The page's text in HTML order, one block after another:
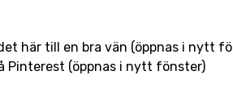
här till en bra vän (öppnas i nytt
Pinterest (öppnas i nytt fönster)